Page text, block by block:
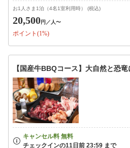
お1人さま1泊（4名1室利用時） (税込)
20,500円 ／人〜
ポイント(1%)
【国産牛BBQコース】大自然と恐